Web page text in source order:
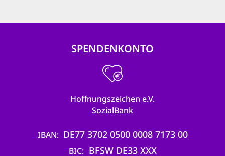
SPENDENKONTO
Hoffnungszeichen e.V.
SozialBank
IBAN DE77 3702 0500 0008 7173 00
BIC BFSW DE33 XXX